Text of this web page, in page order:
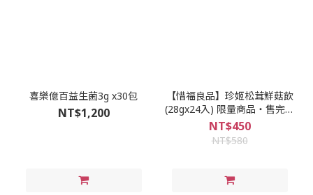
喜樂億百益生菌3g x30包
NT$1,200
【惜福良品】珍姬松茸鮮菇飲
(28gx24入) 限量商品‧售完不
補
NT$450
NT$580